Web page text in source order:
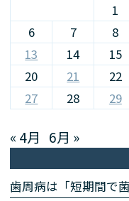
1
6
7 8
13
14 15
20
21 22
27
28 29
« 4月 6月 »